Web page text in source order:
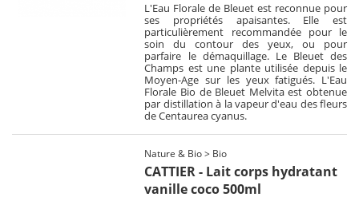
L'Eau Florale de Bleuet est reconnue pour
ses propriétés apaisantes. Elle est
particulièrement recommandée pour le
soin du contour des yeux, ou pour
parfaire le démaquillage. Le Bleuet des
Champs est une plante utilisée depuis le
Moyen-Age sur les yeux fatigués. L'Eau
Florale Bio de Bleuet Melvita est obtenue
par distillation à la vapeur d'eau des fleurs
de Centaurea cyanus.
Nature & Bio > Bio
CATTIER - Lait corps hydratant
vanille coco 500ml